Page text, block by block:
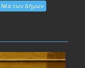
Νέα των Δήμων